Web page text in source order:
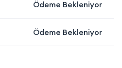
Ödeme Bekleniyor
Ödeme Bekleniyor